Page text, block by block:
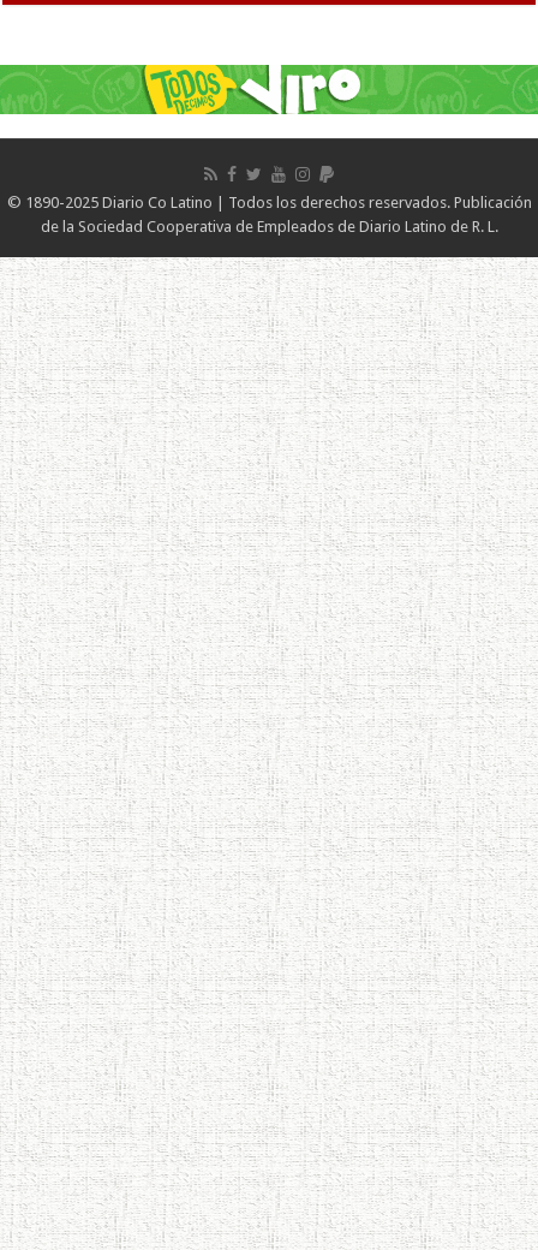
© 1890-2025 Diario Co Latino | Todos los derechos reservados. Publicación
de la Sociedad Cooperativa de Empleados de Diario Latino de R. L.